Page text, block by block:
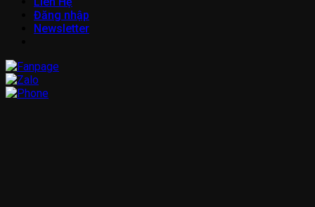
Đăng nhập
Newsletter